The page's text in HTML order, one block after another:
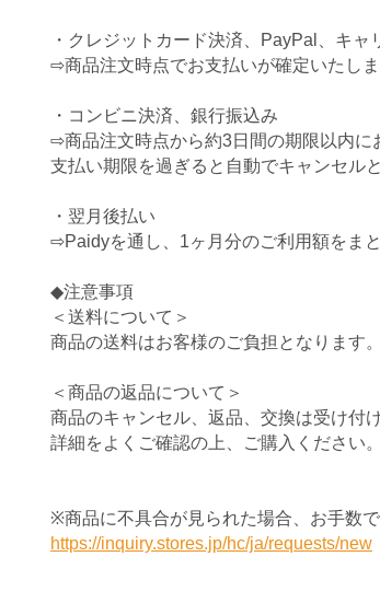
・クレジットカード決済、PayPal、キャ
⇨商品注文時点でお支払いが確定いたしま
・コンビニ決済、銀行振込み
⇨商品注文時点から約3日間の期限以内に
支払い期限を過ぎると自動でキャンセル
・翌月後払い
⇨Paidyを通し、1ヶ月分のご利用額をまと
◆注意事項
＜送料について＞
商品の送料はお客様のご負担となります。
＜商品の返品について＞
商品のキャンセル、返品、交換は受け付
詳細をよくご確認の上、ご購入ください。
※商品に不具合が見られた場合、 お手数
https://inquiry.stores.jp/hc/ja/requests/new